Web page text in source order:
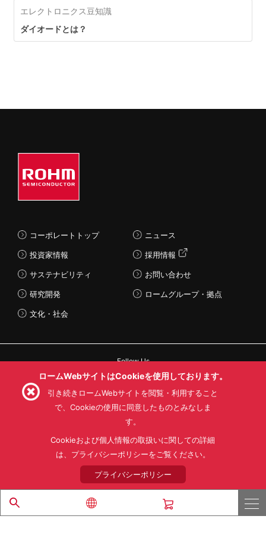
エレクトロニクス豆知識
ダイオードとは？
コーポレートトップ
投資家情報
サステナビリティ
研究開発
文化・社会
ニュース
採用情報
お問い合わせ
ロームグループ・拠点
Follow Us
利用目的
プライバシーポリシー
サイトマップ
ローム製品の販売に関する標準契約条件書(PDF)
© 1997 - 2026 ROHM CO., LTD. ALL RIGHTS RESERVED.
ロームWebサイトはCookieを使用しております。
引き続きロームWebサイトを閲覧・利用すること
で、Cookieの使用に同意したものとみなしま
す。
Cookieおよび個人情報の取扱いに関しての詳細
は、プライバシーポリシーをご覧ください。
プライバシーポリシー